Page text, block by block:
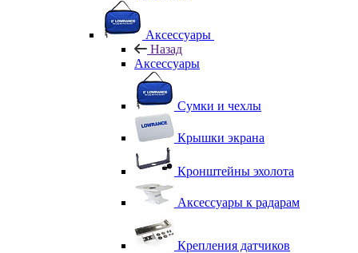
Аксессуары
Назад
Аксессуары
Сумки и чехлы
Крышки экрана
Кронштейны эхолота
Аксессуары к радарам
Крепления датчиков